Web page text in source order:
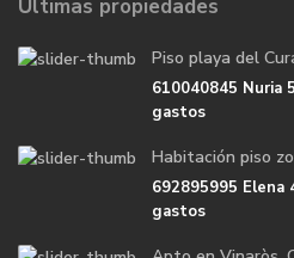
Últimas propiedades
Piso playa del
610040845 Nuria
gastos
Habitación piso
692895995 Elena
gastos